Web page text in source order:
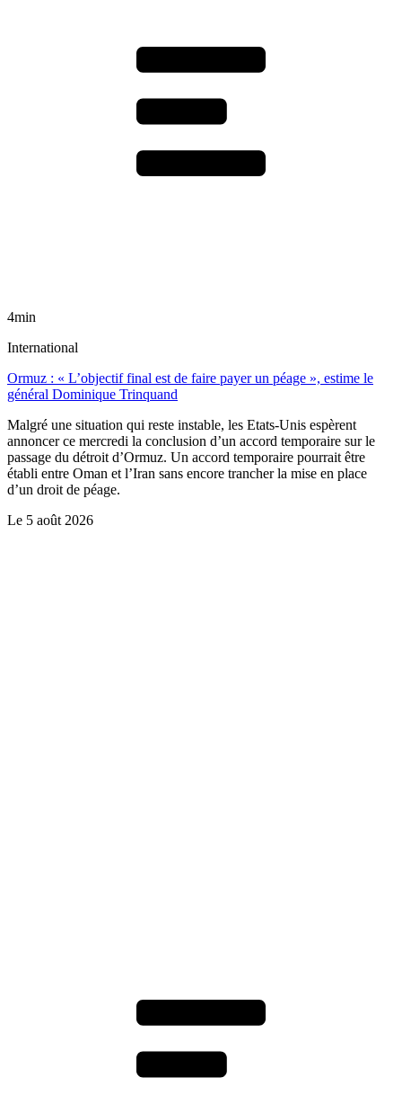
4min
International
Ormuz : « L’objectif final est de faire payer un péage », estime le
général Dominique Trinquand
Malgré une situation qui reste instable, les Etats-Unis espèrent
annoncer ce mercredi la conclusion d’un accord temporaire sur le
passage du détroit d’Ormuz. Un accord temporaire pourrait être
établi entre Oman et l’Iran sans encore trancher la mise en place
d’un droit de péage.
Le 5 août 2026